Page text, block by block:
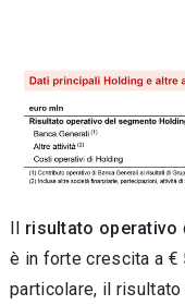
risultato operativo
è in forte crescita a €
particolare, il risultato